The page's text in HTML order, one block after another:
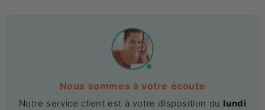
Nous sommes à votre écoute
Notre service client est à votre disposition du lundi